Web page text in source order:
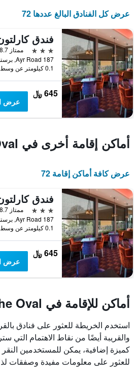
عرض كل الفنادق البالغ عددها 72
فندق
3 نجوم
ممتاز 8.7
0.1 كيلومتر عن وسط المدينة
645 ﷼
عرض
أماكن إقامة أخرى في The Oval
عرض كافة أماكن إقامة 72
فندق
3 نجوم
ممتاز 8.7
0.1 كيلومتر عن وسط المدينة
645 ﷼
عرض
أماكن للإقامة في The Oval
والقريبة أيضًا من نقاط الاهتمام التي
كميزة إضافية، يمكن للمستخدمين
للعثور على معلومات مفيدة وصفقات